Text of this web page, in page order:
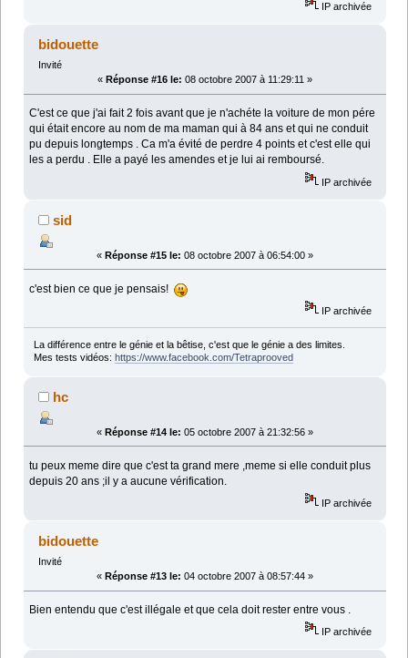
IP archivée
bidouette
Invité
« Réponse #16 le: 08 octobre 2007 à 11:29:11 »
C'est ce que j'ai fait 2 fois avant que je n'achéte la voiture de mon pére
qui était encore au nom de ma maman qui à 84 ans et qui ne conduit
pu depuis longtemps . Ca m'a évité de perdre 4 points et c'est elle qui
les a perdu . Elle a payé les amendes et je lui ai remboursé.
IP archivée
sid
« Réponse #15 le: 08 octobre 2007 à 06:54:00 »
c'est bien ce que je pensais!
IP archivée
La différence entre le génie et la bêtise, c'est que le génie a des limites.
Mes tests vidéos: https://www.facebook.com/Tetraprooved
hc
« Réponse #14 le: 05 octobre 2007 à 21:32:56 »
tu peux meme dire que c'est ta grand mere ,meme si elle conduit plus
depuis 20 ans ;il y a aucune vérification.
IP archivée
bidouette
Invité
« Réponse #13 le: 04 octobre 2007 à 08:57:44 »
Bien entendu que c'est illégale et que cela doit rester entre vous .
IP archivée